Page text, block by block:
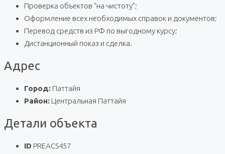
Проверка объектов “на чистоту”;
Оформление всех необходимых справок и документов;
Перевод средств из РФ по выгодному курсу;
Дистанционный показ и сделка.
Адрес
Город: Паттайя
Район: Центральная Паттайя
Детали объекта
ID PREACS457